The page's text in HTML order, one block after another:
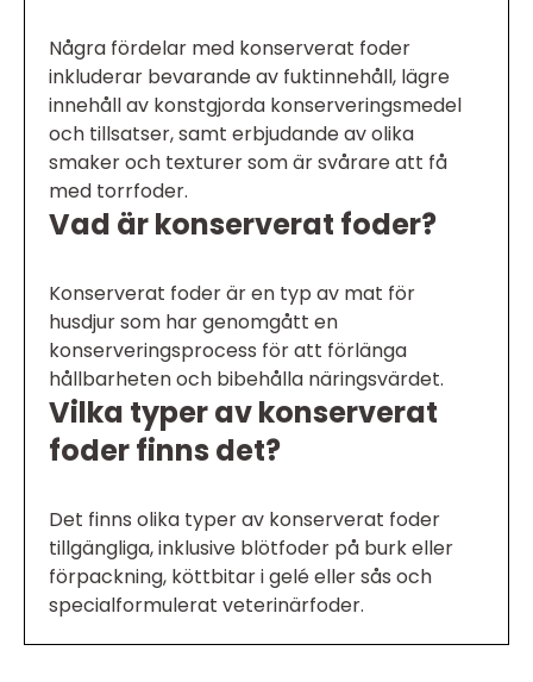
Några fördelar med konserverat foder
inkluderar bevarande av fuktinnehåll, lägre
innehåll av konstgjorda konserveringsmedel
och tillsatser, samt erbjudande av olika
smaker och texturer som är svårare att få
med torrfoder.
Vad är konserverat foder?
Konserverat foder är en typ av mat för
husdjur som har genomgått en
konserveringsprocess för att förlänga
hållbarheten och bibehålla näringsvärdet.
Vilka typer av konserverat
foder finns det?
Det finns olika typer av konserverat foder
tillgängliga, inklusive blötfoder på burk eller
förpackning, köttbitar i gelé eller sås och
specialformulerat veterinärfoder.